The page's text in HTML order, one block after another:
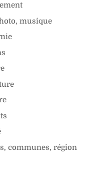
musique
communes, région